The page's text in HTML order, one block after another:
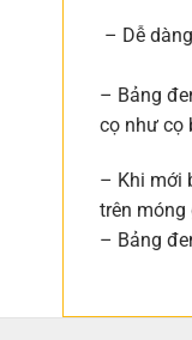
– Dễ
– Bảng
cọ như cọ
– Khi mới
trên móng
– Bảng